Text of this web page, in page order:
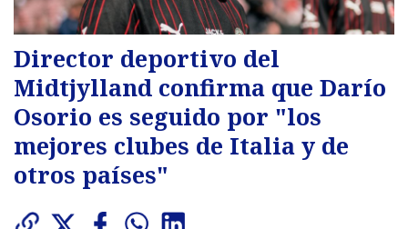
Director deportivo del
Midtjylland confirma que Darío
Osorio es seguido por "los
mejores clubes de Italia y de
otros países"